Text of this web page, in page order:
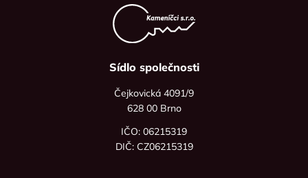
Sídlo společnosti
Čejkovická 4091/9
628 00 Brno
IČO: 06215319
DIČ: CZ06215319